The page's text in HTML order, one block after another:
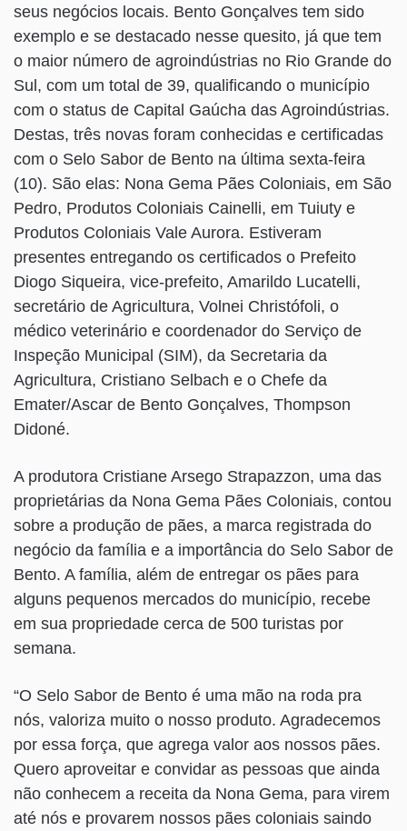
seus negócios locais. Bento Gonçalves tem sido
exemplo e se destacado nesse quesito, já que tem
o maior número de agroindústrias no Rio Grande do
Sul, com um total de 39, qualificando o município
com o status de Capital Gaúcha das Agroindústrias.
Destas, três novas foram conhecidas e certificadas
com o Selo Sabor de Bento na última sexta-feira
(10). São elas: Nona Gema Pães Coloniais, em São
Pedro, Produtos Coloniais Cainelli, em Tuiuty e
Produtos Coloniais Vale Aurora. Estiveram
presentes entregando os certificados o Prefeito
Diogo Siqueira, vice-prefeito, Amarildo Lucatelli,
secretário de Agricultura, Volnei Christófoli, o
médico veterinário e coordenador do Serviço de
Inspeção Municipal (SIM), da Secretaria da
Agricultura, Cristiano Selbach e o Chefe da
Emater/Ascar de Bento Gonçalves, Thompson
Didoné.
A produtora Cristiane Arsego Strapazzon, uma das
proprietárias da Nona Gema Pães Coloniais, contou
sobre a produção de pães, a marca registrada do
negócio da família e a importância do Selo Sabor de
Bento. A família, além de entregar os pães para
alguns pequenos mercados do município, recebe
em sua propriedade cerca de 500 turistas por
semana.
“O Selo Sabor de Bento é uma mão na roda pra
nós, valoriza muito o nosso produto. Agradecemos
por essa força, que agrega valor aos nossos pães.
Quero aproveitar e convidar as pessoas que ainda
não conhecem a receita da Nona Gema, para virem
até nós e provarem nossos pães coloniais saindo